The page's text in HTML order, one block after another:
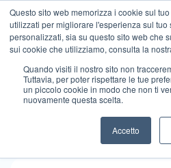
Questo sito web memorizza i cookie sul
utilizzati per migliorare l'esperienza sul tuo
personalizzati, sia su questo sito web che
sui cookie che utilizziamo, consulta la
Quando visiti il ​​nostro sito non
Tuttavia, per poter rispettare le tue
un piccolo cookie in modo che non ti
nuovamente questa scelta.
Accetto